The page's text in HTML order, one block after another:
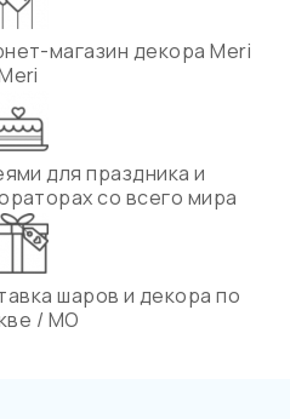
магазин декора Meri
для праздника и
со всего мира
шаров и декора по
/ МО